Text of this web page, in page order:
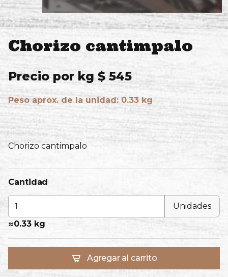
Chorizo cantimpalo
Precio por kg $ 545
Peso aprox. de la unidad: 0.33 kg
Chorizo cantimpalo
Cantidad
Unidades
≈0.33 kg
Agregar al carrito